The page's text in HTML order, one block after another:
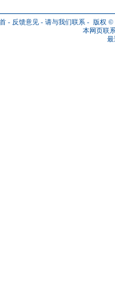
- 反馈意见 - 请与我们联系 - 版权 ©
本网页联
最